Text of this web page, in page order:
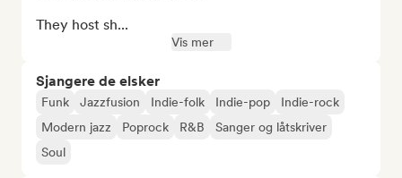
They host sh...
Vis mer
Sjangere de elsker
Funk Jazzfusion Indie-folk Indie-pop
Indie-rock
Modern jazz
Poprock R&B
Sanger og låtskriver
Soul